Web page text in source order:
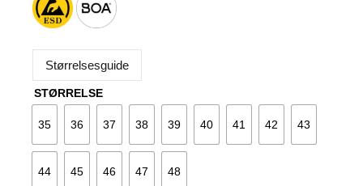
Størrelsesguide
STØRRELSE
35 36 37 38 39 40 41 42 43
44 45 46 47 48